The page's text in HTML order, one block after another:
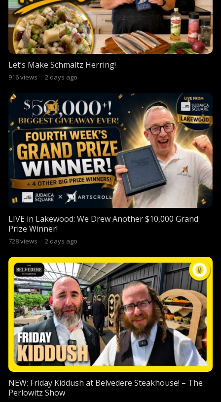
Let’s Make Schmaltz Herring!
916views · 2 days ago
LIVE in Lakewood: We Drew Another $10,000 Grand
Prize Winner!
728views · 2 days ago
NEW: Friday Kiddush at Belvedere Steakhouse! – The
Perlowitz Show